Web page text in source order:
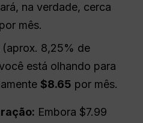
na verdade, cerca
por mês.
(aprox. 8,25% de
está olhando para
$8.65 por mês.
Embora $7.99